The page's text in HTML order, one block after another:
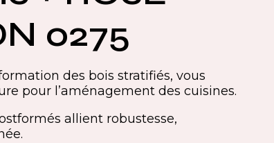
0275
des bois stratifiés, vous
pour l’aménagement des cuisines.
allient robustesse,